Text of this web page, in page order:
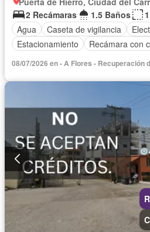
2 Recámaras
1.5 Baños
Agua
Caseta de vigilancia
Estacionamiento
Recámara con
08/07/2026 en - A Flores - Recuperación